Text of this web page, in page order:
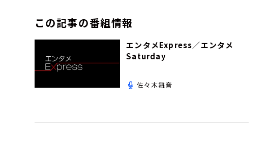
この記事の番組情報
エンタメExpress／エンタメ
Saturday
佐々木舞音